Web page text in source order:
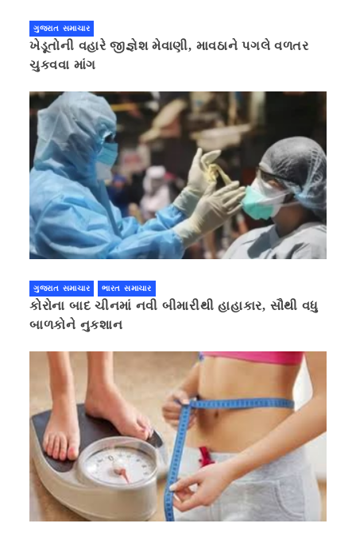
ગુજરાત સમાચાર
ખેડૂતોની વહારે જીજ્ઞેશ મેવાણી, માવઠાને પગલે વળતર
ચુકવવા માંગ
ગુજરાત સમાચાર ભારત સમાચાર
કોરોના બાદ ચીનમાં નવી બીમારીથી હાહાકાર, સૌથી વધુ
બાળકોને નુકશાન